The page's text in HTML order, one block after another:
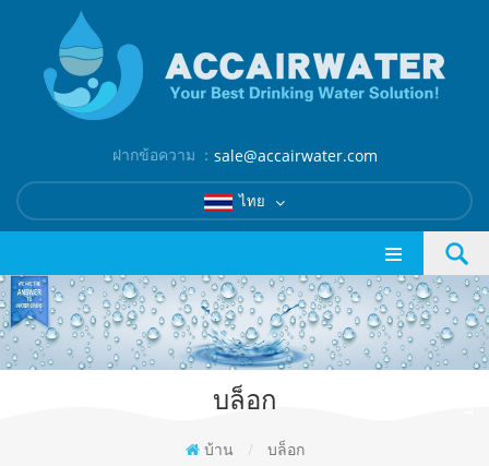
ฝากข้อความ ： sale@accairwater.com
ไทย
บล็อก
บ้าน / บล็อก